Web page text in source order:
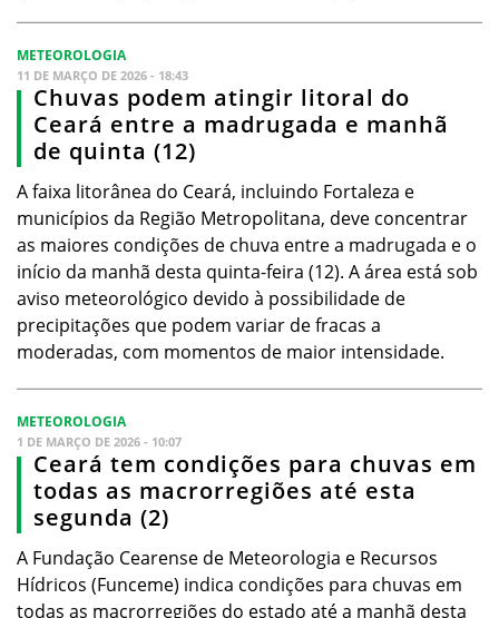
METEOROLOGIA
11 DE MARÇO DE 2026 - 18:43
Chuvas podem atingir litoral do
Ceará entre a madrugada e manhã
de quinta (12)
A faixa litorânea do Ceará, incluindo Fortaleza e
municípios da Região Metropolitana, deve concentrar
as maiores condições de chuva entre a madrugada e o
início da manhã desta quinta-feira (12). A área está sob
aviso meteorológico devido à possibilidade de
precipitações que podem variar de fracas a
moderadas, com momentos de maior intensidade.
METEOROLOGIA
1 DE MARÇO DE 2026 - 10:07
Ceará tem condições para chuvas em
todas as macrorregiões até esta
segunda (2)
A Fundação Cearense de Meteorologia e Recursos
Hídricos (Funceme) indica condições para chuvas em
todas as macrorregiões do estado até a manhã desta